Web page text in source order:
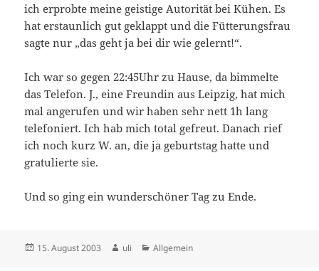
ich erprobte meine geistige Autorität bei Kühen. Es
hat erstaunlich gut geklappt und die Fütterungsfrau
sagte nur „das geht ja bei dir wie gelernt!“.
Ich war so gegen 22:45Uhr zu Hause, da bimmelte
das Telefon. J., eine Freundin aus Leipzig, hat mich
mal angerufen und wir haben sehr nett 1h lang
telefoniert. Ich hab mich total gefreut. Danach rief
ich noch kurz W. an, die ja geburtstag hatte und
gratulierte sie.
Und so ging ein wunderschöner Tag zu Ende.
Veröffentlicht
15. August 2003 Autor
uli Kategorien
Allgemein